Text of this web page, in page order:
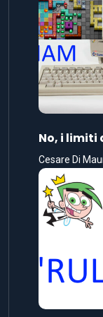
No, i limiti
Cesare Di